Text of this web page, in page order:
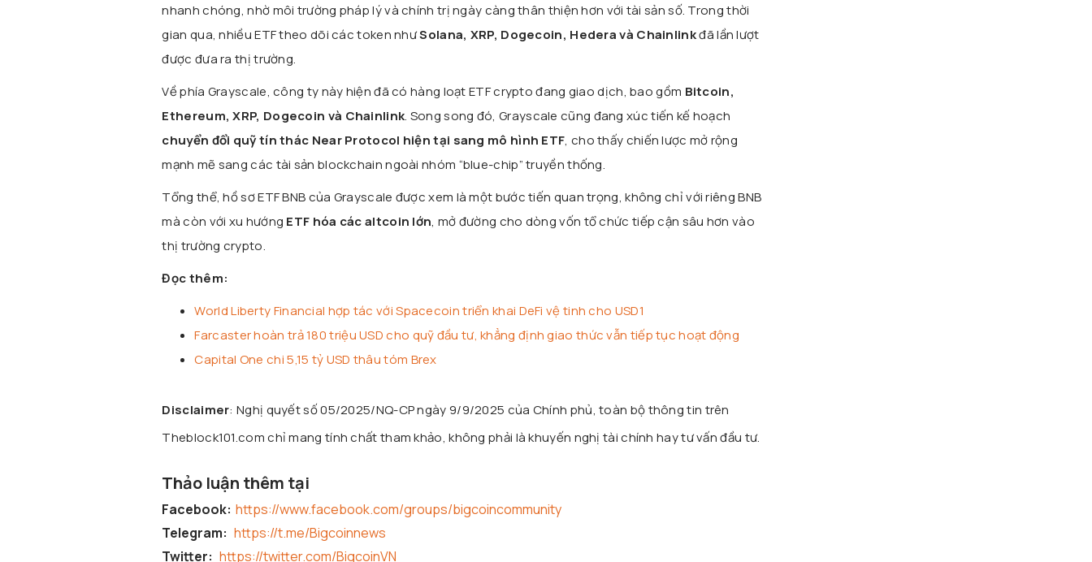
nhanh chóng, nhờ môi trường pháp lý và chính trị ngày càng thân thiện hơn với tài sản số. Trong thời
gian qua, nhiều ETF theo dõi các token nhưSolana, XRP, Dogecoin, Hedera và Chainlinkđã lần lượt
được đưa ra thị trường.
Về phía Grayscale, công ty này hiện đã có hàng loạt ETF crypto đang giao dịch, bao gồm Bitcoin,
Ethereum, XRP, Dogecoin và Chainlink. Song song đó, Grayscale cũng đang xúc tiến kế hoạch
chuyển đổi quỹ tín thác Near Protocol hiện tại sang mô hình ETF, cho thấy chiến lược mở rộng
mạnh mẽ sang các tài sản blockchain ngoài nhóm “blue-chip” truyền thống.
Tổng thể, hồ sơ ETF BNB của Grayscale được xem là một bước tiến quan trọng, không chỉ với riêng BNB
mà còn với xu hướng ETF hóa các altcoin lớn, mở đường cho dòng vốn tổ chức tiếp cận sâu hơn vào
thị trường crypto.
Đọc thêm:
World Liberty Financial hợp tác với Spacecoin triển khai DeFi vệ tinh cho USD1
Farcaster hoàn trả 180 triệu USD cho quỹ đầu tư, khẳng định giao thức vẫn tiếp tục hoạt động
Capital One chi 5,15 tỷ USD thâu tóm Brex
Disclaimer: Nghị quyết số 05/2025/NQ-CP ngày 9/9/2025 của Chính phủ, toàn bộ thông tin trên
Theblock101.com chỉ mang tính chất tham khảo, không phải là khuyến nghị tài chính hay tư vấn đầu tư.
Thảo luận thêm tại
Facebook: https://www.facebook.com/groups/bigcoincommunity
Telegram: https://t.me/Bigcoinnews
Twitter: https://twitter.com/BigcoinVN